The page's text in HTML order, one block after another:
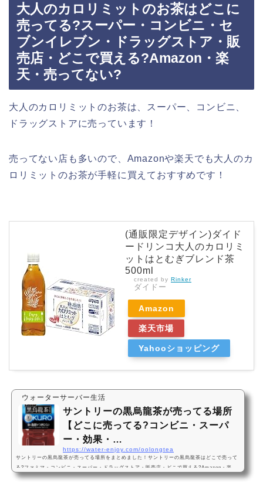
大人のカロリミットのお茶はどこに
売ってる?スーパー・コンビニ・セ
ブンイレブン・ドラッグストア・販
売店・どこで買える?Amazon・楽
天・売ってない?
大人のカロリミットのお茶は、スーパー、コンビニ、
ドラッグストアに売っています！
売ってない店も多いので、Amazonや楽天でも大人のカ
ロリミットのお茶が手軽に買えておすすめです！
(通販限定デザイン)ダイド
ードリンコ大人のカロリミ
ットはとむぎブレンド茶
500ml
created by Rinker
ダイドー
Amazon
楽天市場
Yahooショッピング
ウォーターサーバー生活
サントリーの黒烏龍茶が売ってる場所
【どこに売ってる?コンビニ・スーパ
ー・効果・…
https://water-enjoy.com/oolongtea
サントリーの黒烏龍茶が売ってる場所をまとめました！サントリーの黒烏龍茶はどこで売って
る?ファミマ・コンビニ・スーパー・ドラッグストア・販売店・どこで買える?Amazon・楽
天・売ってない? 350ml・パックサントリーの黒烏龍茶は、ファミリマートなどのコンビニ、